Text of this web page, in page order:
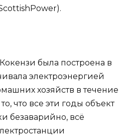
была построена в
электроэнергией
хозяйств в течение
что все эти годы объект
безаварийно, всё